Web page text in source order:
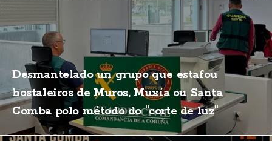
Desmantelado un grupo que estafou
hostaleiros de Muros, Muxía ou Santa
Comba polo método do "corte de luz"